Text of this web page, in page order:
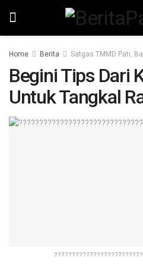
Home Berita Satgas TMMD Pati,
Begini Tips Dari
Untuk Tangkal